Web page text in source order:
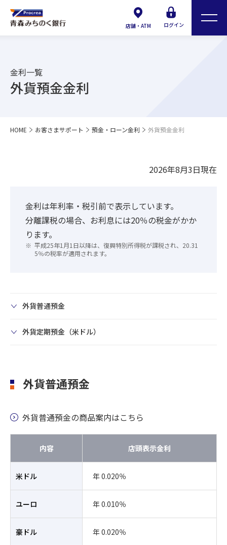
店舗・ATM ログイン
金利一覧
外貨預金金利
HOME お客さまサポート 預金・ローン金利 外貨預金金利
2026年8月3日現在
金利は年利率・税引前で表示しています。
分離課税の場合、お利息には20％の税金がかか
ります。
平成25年1月1日以降は、復興特別所得税が課税され、20.31
5％の税率が適用されます。
外貨普通預金
外貨定期預金（米ドル）
外貨普通預金
外貨普通預金の商品案内はこちら
内容 店頭表示金利
米ドル 年 0.020％
ユーロ 年 0.010％
豪ドル 年 0.020％